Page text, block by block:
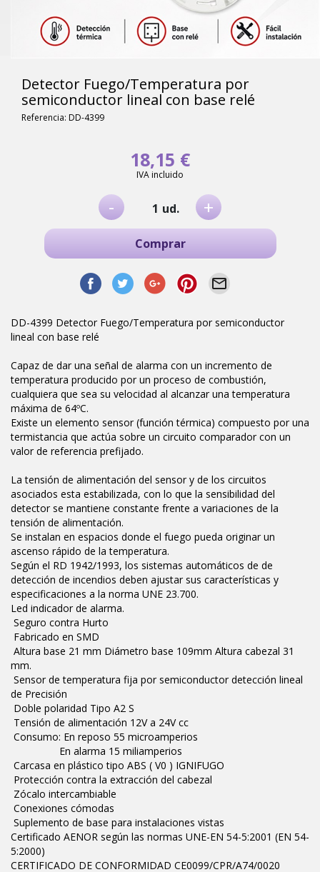
Detector Fuego/Temperatura por
semiconductor lineal con base relé
Referencia: DD-4399
18,15 €
IVA incluido
- ud. +
Comprar
DD-4399 Detector Fuego/Temperatura por semiconductor
lineal con base relé
Capaz de dar una señal de alarma con un incremento de
temperatura producido por un proceso de combustión,
cualquiera que sea su velocidad al alcanzar una temperatura
máxima de 64ºC.
Existe un elemento sensor (función térmica) compuesto por una
termistancia que actúa sobre un circuito comparador con un
valor de referencia prefijado.
La tensión de alimentación del sensor y de los circuitos
asociados esta estabilizada, con lo que la sensibilidad del
detector se mantiene constante frente a variaciones de la
tensión de alimentación.
Se instalan en espacios donde el fuego pueda originar un
ascenso rápido de la temperatura.
Según el RD 1942/1993, los sistemas automáticos de de
detección de incendios deben ajustar sus características y
especificaciones a la norma UNE 23.700.
Led indicador de alarma.
Seguro contra Hurto
Fabricado en SMD
Altura base 21 mm Diámetro base 109mm Altura cabezal 31
mm.
Sensor de temperatura fija por semiconductor detección lineal
de Precisión
Doble polaridad Tipo A2 S
Tensión de alimentación 12V a 24V cc
Consumo: En reposo 55 microamperios
En alarma 15 miliamperios
Carcasa en plástico tipo ABS ( V0 ) IGNIFUGO
Protección contra la extracción del cabezal
Zócalo intercambiable
Conexiones cómodas
Suplemento de base para instalaciones vistas
Certificado AENOR según las normas UNE-EN 54-5:2001 (EN 54-
5:2000)
CERTIFICADO DE CONFORMIDAD CE0099/CPR/A74/0020